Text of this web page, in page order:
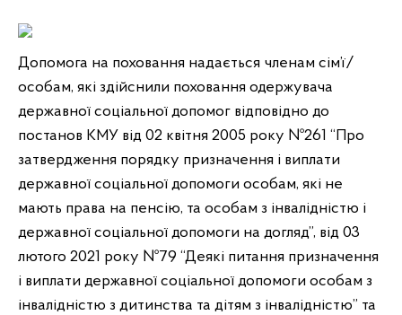
Допомога на поховання надається членам сім’ї/
особам, які здійснили поховання одержувача
державної соціальної допомог відповідно до
постанов КМУ від 02 квітня 2005 року №261 “Про
затвердження порядку призначення і виплати
державної соціальної допомоги особам, які не
мають права на пенсію, та особам з інвалідністю і
державної соціальної допомоги на догляд”, від 03
лютого 2021 року №79 “Деякі питання призначення
і виплати державної соціальної допомоги особам з
інвалідністю з дитинства та дітям з інвалідністю” та